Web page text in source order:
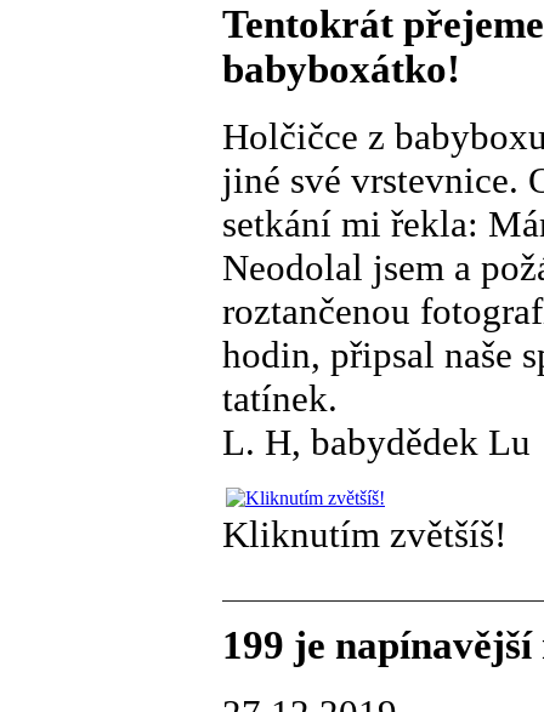
Tentokrát
babyboxátko!
Holčičce z
jiné své vrstevnice.
setkání mi řekla:
Neodolal jsem a
roztančenou
hodin, připsal naše
tatínek.
L. H, babydědek Lu
Kliknutím zvětšíš!
199 je napínavější